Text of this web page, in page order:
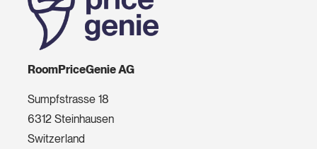
RoomPriceGenie AG
Sumpfstrasse 18
6312 Steinhausen
Switzerland